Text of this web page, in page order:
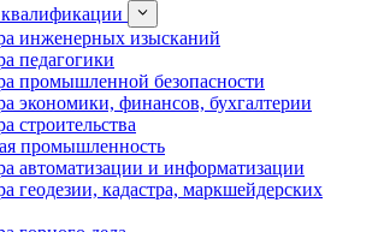
инженерных изысканий
педагогики
промышленной безопасности
экономики, финансов, бухгалтерии
строительства
промышленность
автоматизации и информатизации
геодезии, кадастра, маркшейдерских